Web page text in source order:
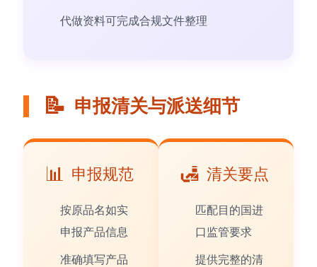
代做资料可完成合规文件整理
📝 申报清关与派送细节
📊 申报规范
按原品名如实
申报产品信息
准确填写产品
🛃 清关要点
匹配目的国进
口监管要求
提供完整的清